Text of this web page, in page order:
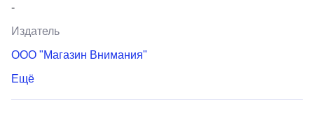
-
Издатель
ООО "Магазин Внимания"
Ещё